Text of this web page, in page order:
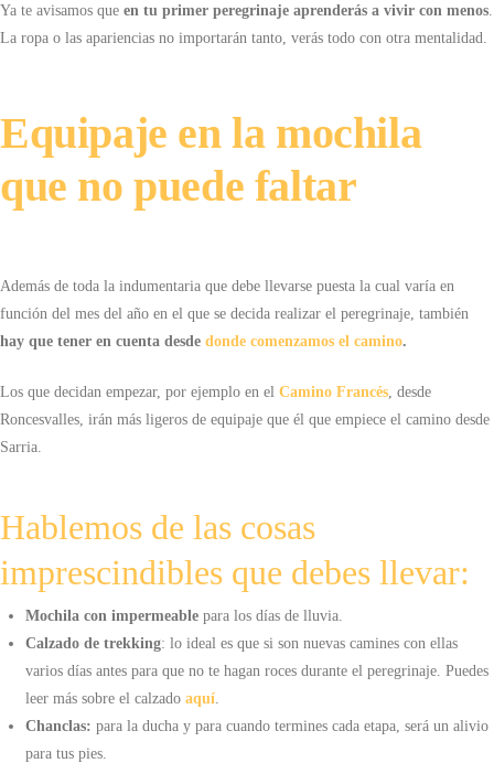
Ya te avisamos que en tu primer peregrinaje aprenderás a vivir con menos
La ropa o las apariencias no importarán tanto, verás todo con otra mentalidad.
Equipaje en la mochila
que no puede faltar
Además de toda la indumentaria que debe llevarse puesta la cual varía en
función del mes del año en el que se decida realizar el peregrinaje, también
hay que tener en cuenta desde donde comenzamos el camino.
Los que decidan empezar, por ejemplo en el Camino Francés , desde
Roncesvalles, irán más ligeros de equipaje que él que empiece el camino desde
Sarria.
Hablemos de las cosas
imprescindibles que debes llevar:
Mochila con impermeable para los días de lluvia.
Calzado de trekking: lo ideal es que si son nuevas camines con ellas
varios días antes para que no te hagan roces durante el peregrinaje. Puedes
leer más sobre el calzadoaquí.
Chanclas: para la ducha y para cuando termines cada etapa, será un alivio
para tus pies.